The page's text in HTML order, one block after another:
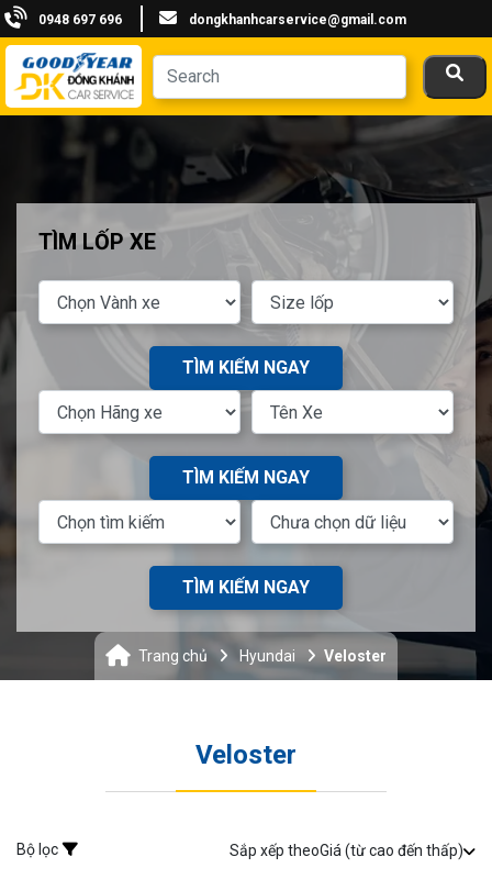
0948 697 696 dongkhanhcarservice@gmail.com
TÌM LỐP XE
TÌM KIẾM NGAY
TÌM KIẾM NGAY
TÌM KIẾM NGAY
Trang chủ Hyundai Veloster
Veloster
Bộ lọc Sắp xếp theoGiá (từ cao đến thấp)